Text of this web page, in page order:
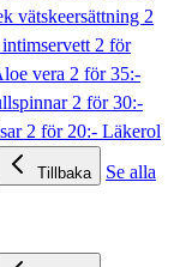
vätskeersättning 2
2 för
vera 2 för 35:-
2 för 30:-
2 för 20:- Läkerol
Tillbaka
Se alla